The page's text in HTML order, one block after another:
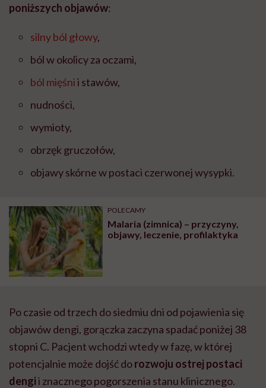
poniższych objawów:
silny ból głowy,
ból w okolicy za oczami,
ból mięśnii stawów,
nudności,
wymioty,
obrzęk gruczołów,
objawy skórne w postaci czerwonej wysypki.
POLECAMY
Malaria (zimnica) – przyczyny,
objawy, leczenie, profilaktyka
Po czasie od trzech do siedmiu dni od pojawienia się
objawów dengi, gorączka zaczyna spadać poniżej 38
stopni C. Pacjent wchodzi wtedy w fazę, w której
potencjalnie może dojść dorozwoju ostrej postaci
dengii znacznego pogorszenia stanu klinicznego.